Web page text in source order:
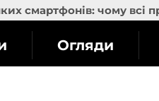
смартфонів: чому всі
Огляди